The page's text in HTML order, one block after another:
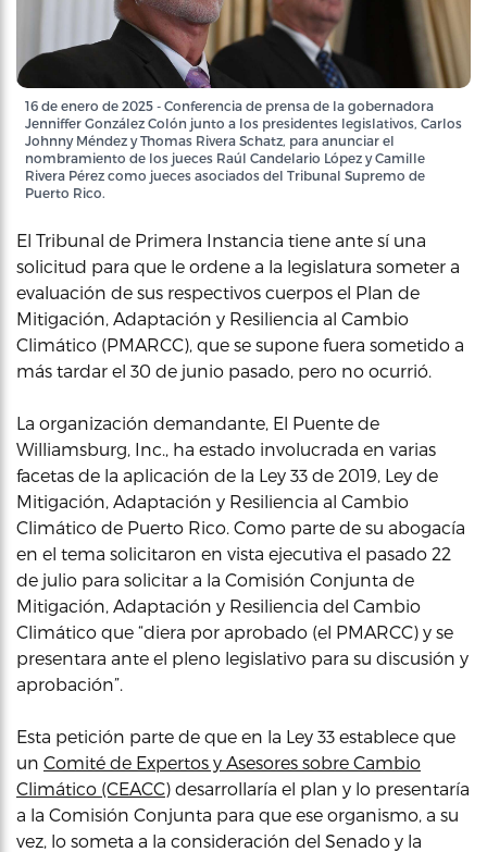
16 de enero de 2025 - Conferencia de prensa de la gobernadora
Jenniffer González Colón junto a los presidentes legislativos, Carlos
Johnny Méndez y Thomas Rivera Schatz, para anunciar el
nombramiento de los jueces Raúl Candelario López y Camille
Rivera Pérez como jueces asociados del Tribunal Supremo de
Puerto Rico.
El Tribunal de Primera Instancia tiene ante sí una
solicitud para que le ordene a la legislatura someter a
evaluación de sus respectivos cuerpos el Plan de
Mitigación, Adaptación y Resiliencia al Cambio
Climático (PMARCC), que se supone fuera sometido a
más tardar el 30 de junio pasado, pero no ocurrió.
La organización demandante, El Puente de
Williamsburg, Inc., ha estado involucrada en varias
facetas de la aplicación de la Ley 33 de 2019, Ley de
Mitigación, Adaptación y Resiliencia al Cambio
Climático de Puerto Rico. Como parte de su abogacía
en el tema solicitaron en vista ejecutiva el pasado 22
de julio para solicitar a la Comisión Conjunta de
Mitigación, Adaptación y Resiliencia del Cambio
Climático que “diera por aprobado (el PMARCC) y se
presentara ante el pleno legislativo para su discusión y
aprobación”.
Esta petición parte de que en la Ley 33 establece que
un Comité de Expertos y Asesores sobre Cambio
Climático (CEACC) desarrollaría el plan y lo presentaría
a la Comisión Conjunta para que ese organismo, a su
vez, lo someta a la consideración del Senado y la